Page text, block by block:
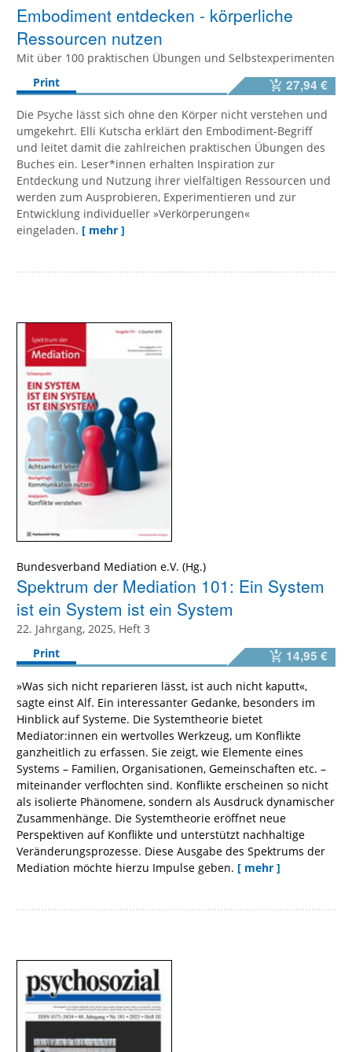
Embodiment entdecken - körperliche
Ressourcen nutzen
Mit über 100 praktischen Übungen und Selbstexperimenten
Print
27,94 €
Die Psyche lässt sich ohne den Körper nicht verstehen und
umgekehrt. Elli Kutscha erklärt den Embodiment-Begriff
und leitet damit die zahlreichen praktischen Übungen des
Buches ein. Leser*innen erhalten Inspiration zur
Entdeckung und Nutzung ihrer vielfältigen Ressourcen und
werden zum Ausprobieren, Experimentieren und zur
Entwicklung individueller »Verkörperungen«
eingeladen. [ mehr ]
Bundesverband Mediation e.V. (Hg.)
Spektrum der Mediation 101: Ein System
ist ein System ist ein System
22. Jahrgang, 2025, Heft 3
Print
14,95 €
»Was sich nicht reparieren lässt, ist auch nicht kaputt«,
sagte einst Alf. Ein interessanter Gedanke, besonders im
Hinblick auf Systeme. Die Systemtheorie bietet
Mediator:innen ein wertvolles Werkzeug, um Konflikte
ganzheitlich zu erfassen. Sie zeigt, wie Elemente eines
Systems – Familien, Organisationen, Gemeinschaften etc. –
miteinander verflochten sind. Konflikte erscheinen so nicht
als isolierte Phänomene, sondern als Ausdruck dynamischer
Zusammenhänge. Die Systemtheorie eröffnet neue
Perspektiven auf Konflikte und unterstützt nachhaltige
Veränderungsprozesse. Diese Ausgabe des Spektrums der
Mediation möchte hierzu Impulse geben. [ mehr ]